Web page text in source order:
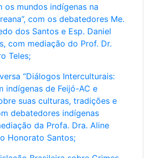
refere-se à tomada de
das raízes históricas do Brasil e
dos povos indígenas em todo o
de construção deste país. Na
milhares de indígenas foram
escravizados, perseguidos e
brasileiro jamais conseguirá
desculpas aos Povos Originários.
todos uma mistura de europeus,
negros africanos e tantos outros
dos indígenas sul-americanos
instituição de educação pública
o dever de homenagear os povos
os mundos indígenas na
com os debatedores Me.
dos Santos e Esp. Daniel
com mediação do Prof. Dr.
Teles;
“Diálogos Interculturais:
indígenas de Feijó-AC e
suas culturas, tradições e
debatedores indígenas
da Profa. Dra. Aline
Honorato Santos;